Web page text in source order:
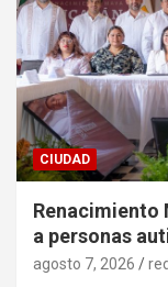
CIUDAD
Renacimiento
a personas
agosto 7, 2026